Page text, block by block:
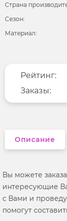
Страна
Сезон:
Материал:
Фактура материала
Рейтинг:
Заказы:
Описание
Вы можете
интересующие
с Вами и
помогут